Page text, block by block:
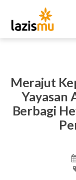
Merajut
Yayasan
Berbagi